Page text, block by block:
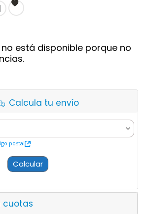
está disponible porque no
Calcula tu envío
postal
Calcular
cuotas